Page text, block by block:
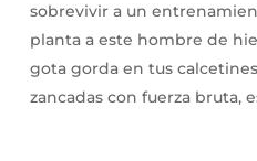
sobrevivir a un
planta a este hombre de
gota gorda en tus
zancadas con fuerza bruta,